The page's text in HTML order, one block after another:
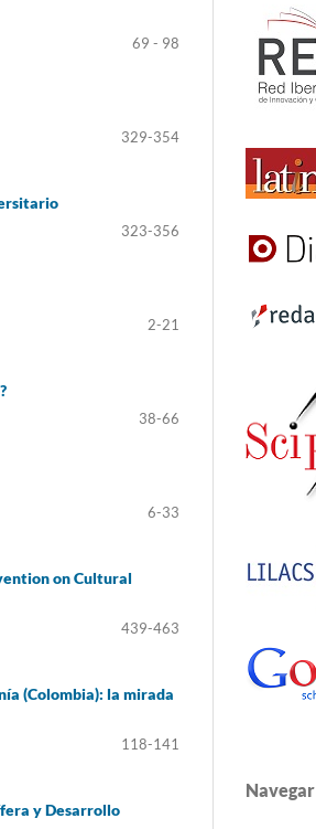
69 - 98
329-354
323-356
2-21
38-66
6-33
on Cultural
439-463
(Colombia): la mirada
118-141
y Desarrollo
Navegar